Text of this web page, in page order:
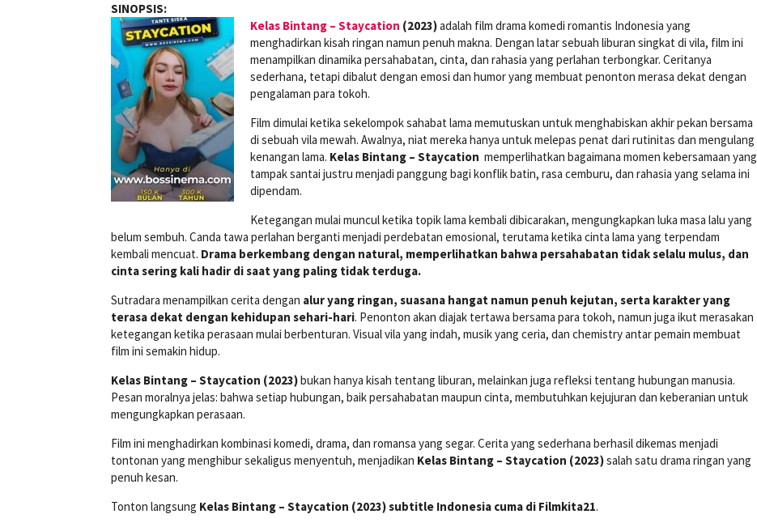
SINOPSIS:
Kelas Bintang – Staycation (2023)adalah film drama komedi romantis Indonesia yang
menghadirkan kisah ringan namun penuh makna. Dengan latar sebuah liburan singkat di vila, film ini
menampilkan dinamika persahabatan, cinta, dan rahasia yang perlahan terbongkar. Ceritanya
sederhana, tetapi dibalut dengan emosi dan humor yang membuat penonton merasa dekat dengan
pengalaman para tokoh.
Film dimulai ketika sekelompok sahabat lama memutuskan untuk menghabiskan akhir pekan bersama
di sebuah vila mewah. Awalnya, niat mereka hanya untuk melepas penat dari rutinitas dan mengulang
kenangan lama. Kelas Bintang – Staycation memperlihatkan bagaimana momen kebersamaan yang
tampak santai justru menjadi panggung bagi konflik batin, rasa cemburu, dan rahasia yang selama ini
dipendam.
Ketegangan mulai muncul ketika topik lama kembali dibicarakan, mengungkapkan luka masa lalu yang
belum sembuh. Canda tawa perlahan berganti menjadi perdebatan emosional, terutama ketika cinta lama yang terpendam
kembali mencuat. Drama berkembang dengan natural, memperlihatkan bahwa persahabatan tidak selalu mulus, dan
cinta sering kali hadir di saat yang paling tidak terduga.
Sutradara menampilkan cerita dengan alur yang ringan, suasana hangat namun penuh kejutan, serta karakter yang
terasa dekat dengan kehidupan sehari-hari. Penonton akan diajak tertawa bersama para tokoh, namun juga ikut merasakan
ketegangan ketika perasaan mulai berbenturan. Visual vila yang indah, musik yang ceria, dan chemistry antar pemain membuat
film ini semakin hidup.
Kelas Bintang – Staycation (2023)bukan hanya kisah tentang liburan, melainkan juga refleksi tentang hubungan manusia.
Pesan moralnya jelas: bahwa setiap hubungan, baik persahabatan maupun cinta, membutuhkan kejujuran dan keberanian untuk
mengungkapkan perasaan.
Film ini menghadirkan kombinasi komedi, drama, dan romansa yang segar. Cerita yang sederhana berhasil dikemas menjadi
tontonan yang menghibur sekaligus menyentuh, menjadikan Kelas Bintang – Staycation (2023)salah satu drama ringan yang
penuh kesan.
Tonton langsung Kelas Bintang – Staycation (2023) subtitle Indonesia cuma di Filmkita21.